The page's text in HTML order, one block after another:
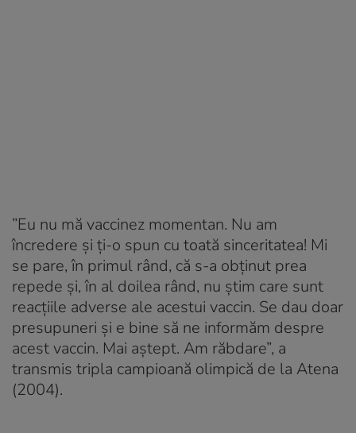
”Eu nu mă vaccinez momentan. Nu am
încredere și ți-o spun cu toată sinceritatea! Mi
se pare, în primul rând, că s-a obținut prea
repede și, în al doilea rând, nu știm care sunt
reacțiile adverse ale acestui vaccin. Se dau doar
presupuneri și e bine să ne informăm despre
acest vaccin. Mai aștept. Am răbdare”, a
transmis tripla campioană olimpică de la Atena
(2004).